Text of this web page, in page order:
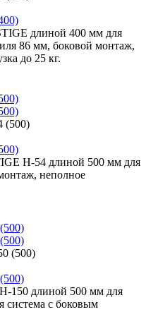
длиной 400 мм для
86 мм, боковой монтаж,
до 25 кг.
H-54 длиной 500 мм для
неполное
150 длиной 500 мм для
система с боковым